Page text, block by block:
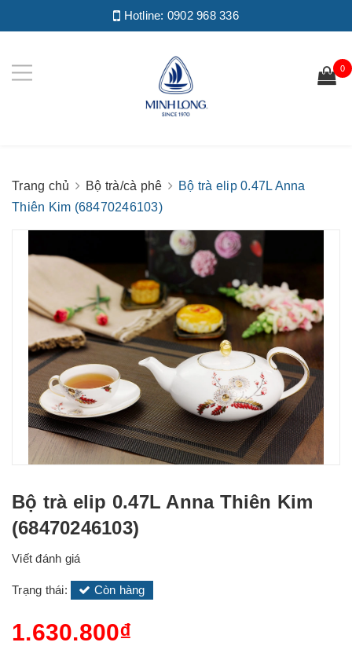
Hotline: 0902 968 336
0
Trang chủ Bộ trà/cà phê
Bộ trà elip 0.47L Anna
Thiên Kim (68470246103)
Bộ trà elip 0.47L Anna Thiên Kim
(68470246103)
Viết đánh giá
Trạng thái: Còn hàng
1.630.800₫